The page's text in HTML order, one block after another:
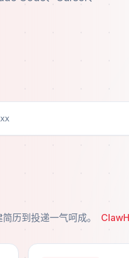
历到投递一气呵成。